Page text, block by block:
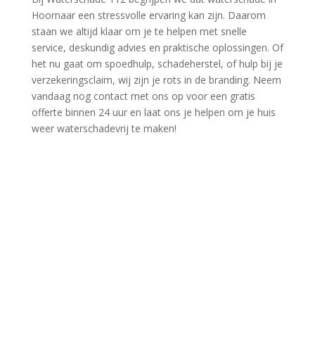
Hoornaar een stressvolle ervaring kan zijn.​ Daarom
staan we altijd klaar om je te helpen met snelle
service, deskundig advies en praktische oplossingen.​ Of
het nu gaat om spoedhulp, schadeherstel, of hulp bij je
verzekeringsclaim, wij zijn je rots in de branding.​ Neem
vandaag nog contact met ons op voor een gratis
offerte binnen 24 uur en laat ons je helpen om je huis
weer waterschadevrij te maken!